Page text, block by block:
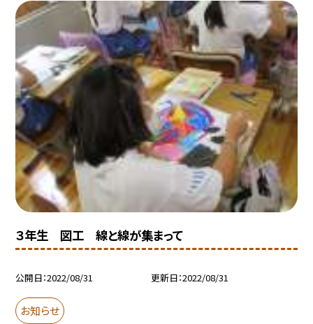
３年生 図工 線と線が集まって
公開日 2022/08/31 更新日 2022/08/31
お知らせ